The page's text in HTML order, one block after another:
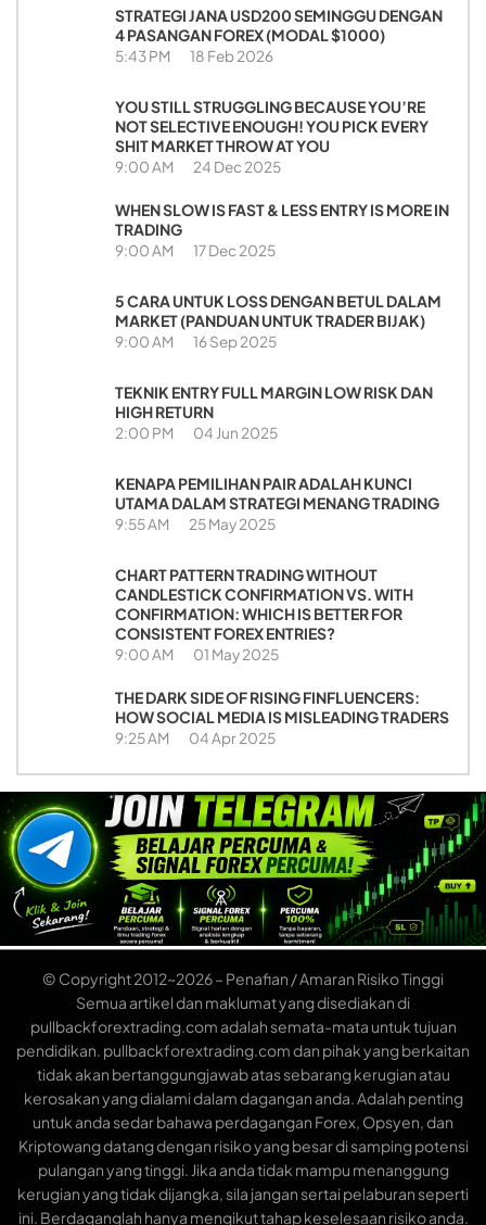
STRATEGI JANA USD200 SEMINGGU DENGAN
4 PASANGAN FOREX (MODAL $1000)
5:43 PM 18 Feb 2026
YOU STILL STRUGGLING BECAUSE YOU’RE
NOT SELECTIVE ENOUGH! YOU PICK EVERY
SHIT MARKET THROW AT YOU
9:00 AM 24 Dec 2025
WHEN SLOW IS FAST & LESS ENTRY IS MORE IN
TRADING
9:00 AM 17 Dec 2025
5 CARA UNTUK LOSS DENGAN BETUL DALAM
MARKET (PANDUAN UNTUK TRADER BIJAK)
9:00 AM 16 Sep 2025
TEKNIK ENTRY FULL MARGIN LOW RISK DAN
HIGH RETURN
2:00 PM 04 Jun 2025
KENAPA PEMILIHAN PAIR ADALAH KUNCI
UTAMA DALAM STRATEGI MENANG TRADING
9:55 AM 25 May 2025
CHART PATTERN TRADING WITHOUT
CANDLESTICK CONFIRMATION VS. WITH
CONFIRMATION: WHICH IS BETTER FOR
CONSISTENT FOREX ENTRIES?
9:00 AM 01 May 2025
THE DARK SIDE OF RISING FINFLUENCERS:
HOW SOCIAL MEDIA IS MISLEADING TRADERS
9:25 AM 04 Apr 2025
© Copyright 2012~2026 – Penafian / Amaran Risiko Tinggi
Semua artikel dan maklumat yang disediakan di
pullbackforextrading.com adalah semata-mata untuk tujuan
pendidikan. pullbackforextrading.com dan pihak yang berkaitan
tidak akan bertanggungjawab atas sebarang kerugian atau
kerosakan yang dialami dalam dagangan anda. Adalah penting
untuk anda sedar bahawa perdagangan Forex, Opsyen, dan
Kriptowang datang dengan risiko yang besar di samping potensi
pulangan yang tinggi. Jika anda tidak mampu menanggung
kerugian yang tidak dijangka, sila jangan sertai pelaburan seperti
ini. Berdaganglah hanya mengikut tahap keselesaan risiko anda.